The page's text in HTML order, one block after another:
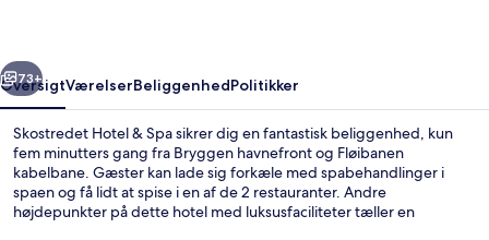
Næste
73+
OversigtVærelserBeliggenhedPolitikker
Skostredet Hotel & Spa sikrer dig en fantastisk beliggenhed, kun
fem minutters gang fra Bryggen havnefront og Fløibanen
kabelbane. Gæster kan lade sig forkæle med spabehandlinger i
spaen og få lidt at spise i en af de 2 restauranter. Andre
højdepunkter på dette hotel med luksusfaciliteter tæller en